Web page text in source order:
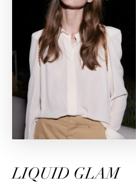
LIQUID GLAM